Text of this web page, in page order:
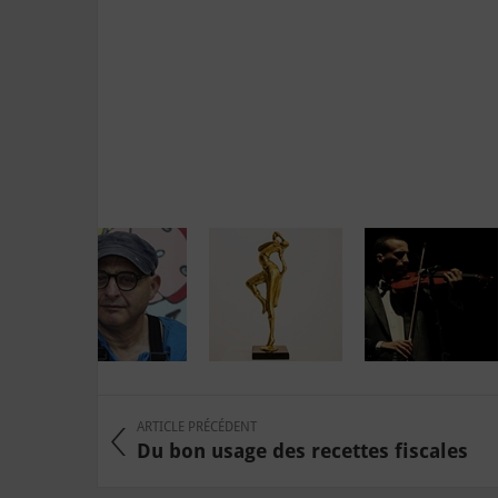
ARTICLE PRÉCÉDENT
Du bon usage des recettes fiscales